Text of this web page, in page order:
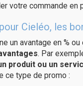
votre commande en
Cieléo, les
un avantage en %
. Par
produit ou un
ce type de promo :